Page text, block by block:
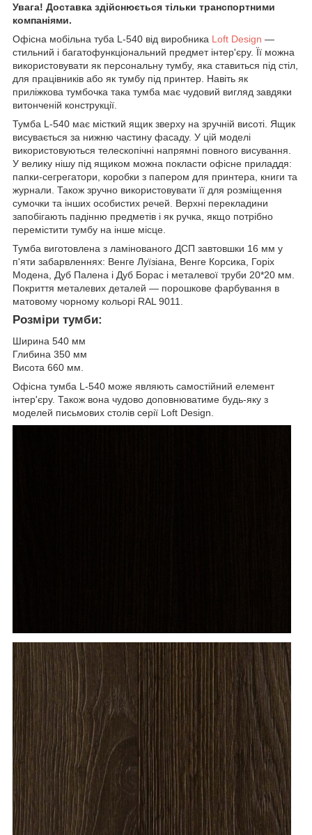
Увага! Доставка здійснюється тільки транспортними
компаніями.
Офісна мобільна туба L-540 від виробника Loft Design —
стильний і багатофункціональний предмет інтер'єру. Її можна
використовувати як персональну тумбу, яка ставиться під стіл,
для працівників або як тумбу під принтер. Навіть як
приліжкова тумбочка така тумба має чудовий вигляд завдяки
витонченій конструкції.
Тумба L-540 має місткий ящик зверху на зручній висоті. Ящик
висувається за нижню частину фасаду. У цій моделі
використовуються телескопічні напрямні повного висування.
У велику нішу під ящиком можна покласти офісне приладдя:
папки-сегрегатори, коробки з папером для принтера, книги та
журнали. Також зручно використовувати її для розміщення
сумочки та інших особистих речей. Верхні перекладини
запобігають падінню предметів і як ручка, якщо потрібно
перемістити тумбу на інше місце.
Тумба виготовлена з ламінованого ДСП завтовшки 16 мм у
п'яти забарвленнях: Венге Луїзіана, Венге Корсика, Горіх
Модена, Дуб Палена і Дуб Борас і металевої труби 20*20 мм.
Покриття металевих деталей — порошкове фарбування в
матовому чорному кольорі RAL 9011.
Розміри тумби:
Ширина 540 мм
Глибина 350 мм
Висота 660 мм.
Офісна тумба L-540 може являють самостійний елемент
інтер'єру. Також вона чудово доповнюватиме будь-яку з
моделей письмових столів серії Loft Design.